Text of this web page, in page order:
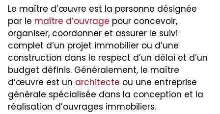
Le maître d’œuvre est la personne désignée
par le maître d’ouvrage pour concevoir,
organiser, coordonner et assurer le suivi
complet d’un projet immobilier ou d’une
construction dans le respect d’un délai et d’un
budget définis. Généralement, le maître
d’œuvre est un architecte ou une entreprise
générale spécialisée dans la conception et la
réalisation d’ouvrages immobiliers.